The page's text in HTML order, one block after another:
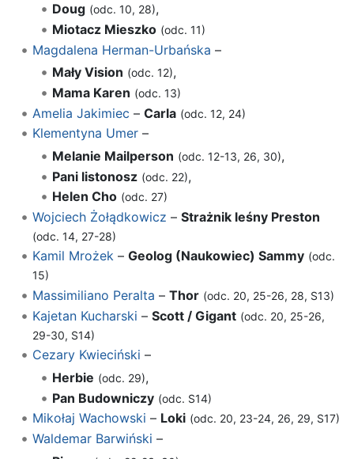
Doug (odc. 10, 28),
Miotacz Mieszko (odc. 11)
Magdalena Herman-Urbańska –
Mały Vision (odc. 12),
Mama Karen (odc. 13)
Amelia Jakimiec – Carla (odc. 12, 24)
Klementyna Umer–
Melanie Mailperson (odc. 12-13, 26, 30),
Pani listonosz (odc. 22),
Helen Cho (odc. 27)
Wojciech Żołądkowicz – Strażnik leśny Preston
(odc. 14, 27-28)
Kamil Mrożek– Geolog (Naukowiec) Sammy (odc.
15)
Massimiliano Peralta – Thor (odc. 20, 25-26, 28, S13)
Kajetan Kucharski – Scott / Gigant (odc. 20, 25-26,
29-30, S14)
Cezary Kwieciński –
Herbie (odc. 29),
Pan Budowniczy (odc. S14)
Mikołaj Wachowski – Loki (odc. 20, 23-24, 26, 29, S17)
Waldemar Barwiński –